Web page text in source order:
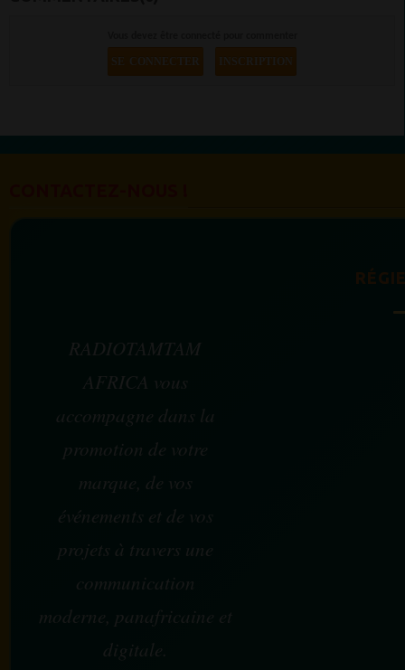
SE CONNECTER INSCRIPTION
RADIOTAMTAM
AFRICA vous
accompagne dans la
promotion de votre
marque, de vos
événements et de vos
projets à travers une
communication
moderne, panafricaine et
digitale.